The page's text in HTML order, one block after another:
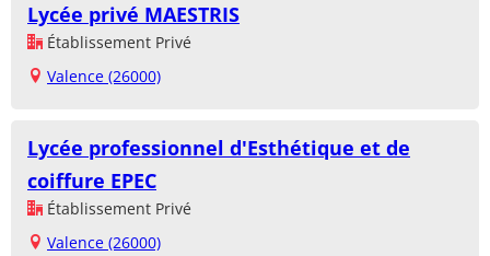
Lycée privé MAESTRIS
Établissement Privé
Valence (26000)
Lycée professionnel d'Esthétique et de
coiffure EPEC
Établissement Privé
Valence (26000)